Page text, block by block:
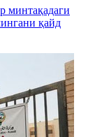
минтақадаги
қайд